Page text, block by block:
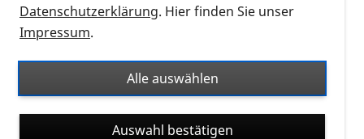
Auf dieser Seite finden Sie sämtliches Infomaterial
Ort. Nutzen Sie den Formatfilter, um ausschließlich
nach Flyern und Broschüren, Audios oder Videos zu
suchen. Die meisten Flyer und Broschüren werden in
verschiedenen Formaten angeboten: zur
Datenschutzerklärung. Hier finden Sie unser
Impressum.
Alle auswählen
Auswahl bestätigen